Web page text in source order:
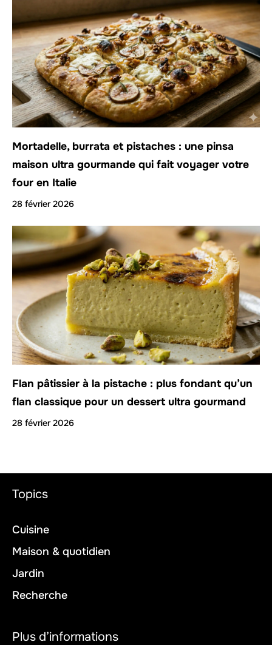
Mortadelle, burrata et pistaches : une pinsa
maison ultra gourmande qui fait voyager votre
four en Italie
28 février 2026
Flan pâtissier à la pistache : plus fondant qu’un
flan classique pour un dessert ultra gourmand
28 février 2026
Topics
Cuisine
Maison & quotidien
Jardin
Recherche
Plus d’informations